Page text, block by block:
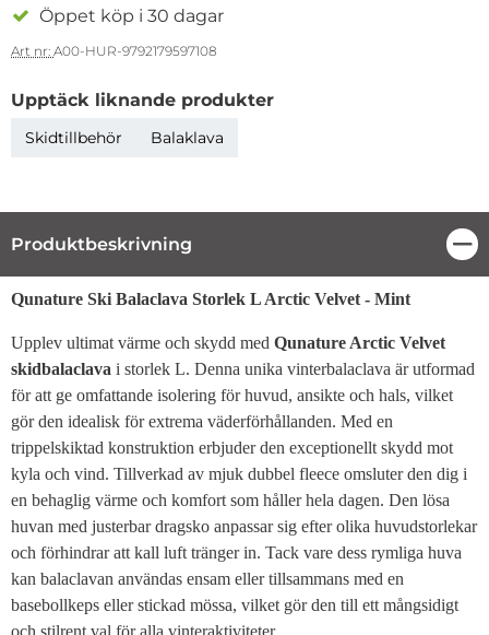
Öppet köp i 30 dagar
Art nr: A00-HUR-9792179597108
Upptäck liknande produkter
Skidtillbehör Balaklava
Produktbeskrivning
Produktbeskrivning
Qunature Ski Balaclava Storlek L Arctic Velvet - Mint
Upplev ultimat värme och skydd med Qunature Arctic Velvet
skidbalaclava i storlek L. Denna unika vinterbalaclava är utformad
för att ge omfattande isolering för huvud, ansikte och hals, vilket
gör den idealisk för extrema väderförhållanden. Med en
trippelskiktad konstruktion erbjuder den exceptionellt skydd mot
kyla och vind. Tillverkad av mjuk dubbel fleece omsluter den dig i
en behaglig värme och komfort som håller hela dagen. Den lösa
huvan med justerbar dragsko anpassar sig efter olika huvudstorlekar
och förhindrar att kall luft tränger in. Tack vare dess rymliga huva
kan balaclavan användas ensam eller tillsammans med en
basebollkeps eller stickad mössa, vilket gör den till ett mångsidigt
och stilrent val för alla vinteraktiviteter.